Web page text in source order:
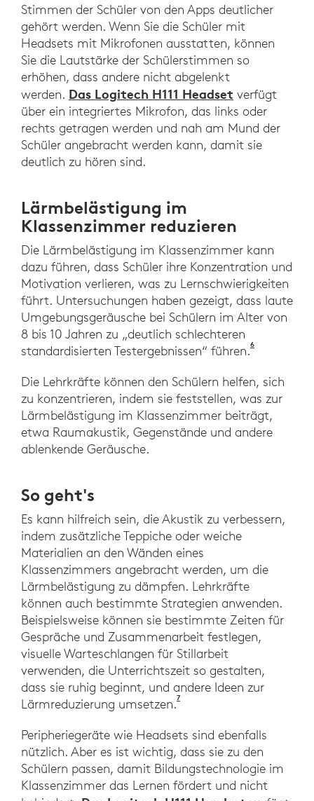
Stimmen der Schüler von den Apps deutlicher
gehört werden. Wenn Sie die Schüler mit
Headsets mit Mikrofonen ausstatten, können
Sie die Lautstärke der Schülerstimmen so
erhöhen, dass andere nicht abgelenkt
werden. Das Logitech H111 Headset verfügt
über ein integriertes Mikrofon, das links oder
rechts getragen werden und nah am Mund der
Schüler angebracht werden kann, damit sie
deutlich zu hören sind.
Lärmbelästigung im
Klassenzimmer reduzieren
Die Lärmbelästigung im Klassenzimmer kann
dazu führen, dass Schüler ihre Konzentration und
Motivation verlieren, was zu Lernschwierigkeiten
führt. Untersuchungen haben gezeigt, dass laute
Umgebungsgeräusche bei Schülern im Alter von
8 bis 10 Jahren zu „deutlich schlechteren
standardisierten Testergebnissen“ führen.6
Die Lehrkräfte können den Schülern helfen, sich
zu konzentrieren, indem sie feststellen, was zur
Lärmbelästigung im Klassenzimmer beiträgt,
etwa Raumakustik, Gegenstände und andere
ablenkende Geräusche.
So geht's
Es kann hilfreich sein, die Akustik zu verbessern,
indem zusätzliche Teppiche oder weiche
Materialien an den Wänden eines
Klassenzimmers angebracht werden, um die
Lärmbelästigung zu dämpfen. Lehrkräfte
können auch bestimmte Strategien anwenden.
Beispielsweise können sie bestimmte Zeiten für
Gespräche und Zusammenarbeit festlegen,
visuelle Warteschlangen für Stillarbeit
verwenden, die Unterrichtszeit so gestalten,
dass sie ruhig beginnt, und andere Ideen zur
Lärmreduzierung umsetzen.7
Peripheriegeräte wie Headsets sind ebenfalls
nützlich. Aber es ist wichtig, dass sie zu den
Schülern passen, damit Bildungstechnologie im
Klassenzimmer das Lernen fördert und nicht